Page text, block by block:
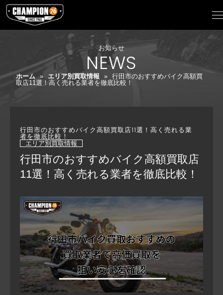
お知らせ
NEWS
ホーム » エリア別買取情報 » 行田市のおすすめバイク高額買
取店11選！高く売れる業者を徹底比較！
行田市のおすすめバイク高額買取店11選！高く売れる業
者を徹底比較！
エリア別買取情報
行田市のおすすめバイク高額買取店
11選！高く売れる業者を徹底比較！